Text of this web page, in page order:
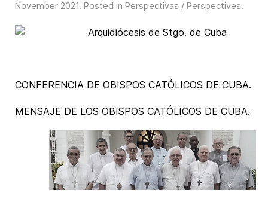
November 2021. Posted in Perspectivas / Perspectives.
CONFERENCIA DE OBISPOS CATÓLICOS DE CUBA.
MENSAJE DE LOS OBISPOS CATÓLICOS DE CUBA.